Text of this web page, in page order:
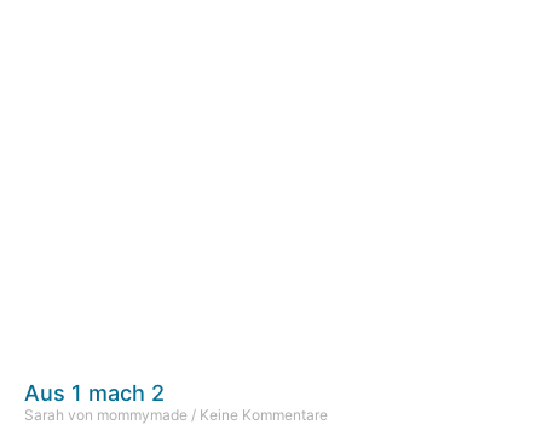
Aus 1 mach 2
Sarah von mommymade Keine Kommentare